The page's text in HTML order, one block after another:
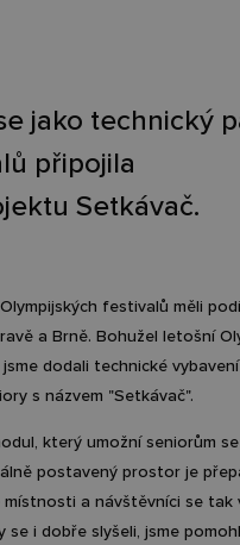
jako technický
připojila
Setkávač.
festivalů měli
a Brně. Bohužel letošní
dodali technické
s názvem "Setkávač".
který umožní seniorům
postavený prostor je
místnosti a návštěvníci se tak
i dobře slyšeli, jsme